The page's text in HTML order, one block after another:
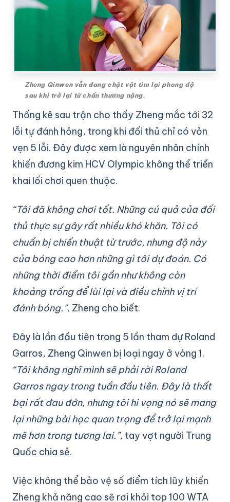
Zheng Qinwen vẫn đang chật vật tìm lại phong độ
sau khi trở lại từ chấn thương nặng.
Thống kê sau trận cho thấy Zheng mắc tới 32
lỗi tự đánh hỏng, trong khi đối thủ chỉ có vỏn
vẹn 5 lỗi. Đây được xem là nguyên nhân chính
khiến đương kim HCV Olympic không thể triển
khai lối chơi quen thuộc.
“Tôi đã không chơi tốt. Những cú quả của đối
thủ thực sự gây rất nhiều khó khăn. Tôi có
chuẩn bị chiến thuật từ trước, nhưng độ nảy
của bóng cao hơn những gì tôi dự đoán. Có
những thời điểm tôi gần như không còn
khoảng trống để lùi lại và điều chỉnh vị trí
đánh bóng.”, Zheng cho biết.
Đây là lần đầu tiên trong 5 lần tham dự Roland
Garros, Zheng Qinwen bị loại ngay ở vòng 1.
“Tôi không nghĩ mình sẽ phải rời Roland
Garros ngay trong tuần đầu tiên. Đây là thất
bại rất đau đớn, nhưng tôi hi vọng nó sẽ mang
lại những bài học quan trọng để trở lại mạnh
mẽ hơn trong tương lai.”, tay vợt người Trung
Quốc chia sẻ.
Việc không thể bảo vệ số điểm tích lũy khiến
Zheng khả năng cao sẽ rơi khỏi top 100 WTA